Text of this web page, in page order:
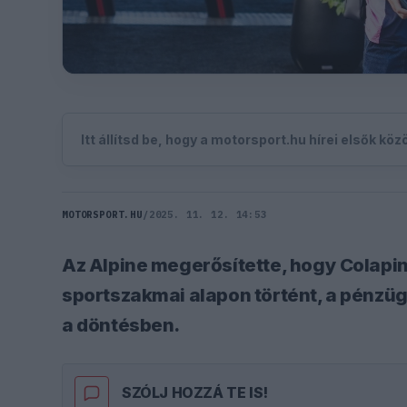
Itt állítsd be, hogy a motorsport.hu hírei elsők
MOTORSPORT.HU / 2025. 11. 12. 14:53
Az Alpine megerősítette, hogy
sportszakmai alapon történt, a
a döntésben.
SZÓLJ HOZZÁ TE IS!